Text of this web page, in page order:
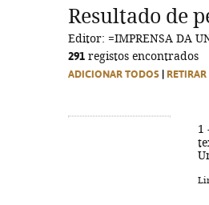
Resultado de
Editor: =IMPRENSA DA
291 registos encontrados
ADICIONAR TODOS
1